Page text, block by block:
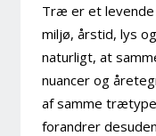
Træ er et levende
miljø, årstid, lys
naturligt, at
nuancer og
af samme
forandrer